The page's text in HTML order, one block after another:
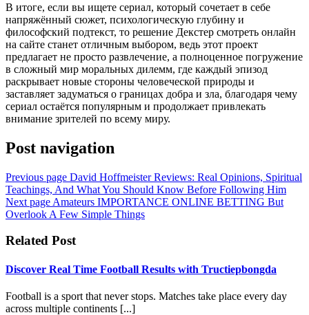
В итоге, если вы ищете сериал, который сочетает в себе
напряжённый сюжет, психологическую глубину и
философский подтекст, то решение Декстер смотреть онлайн
на сайте станет отличным выбором, ведь этот проект
предлагает не просто развлечение, а полноценное погружение
в сложный мир моральных дилемм, где каждый эпизод
раскрывает новые стороны человеческой природы и
заставляет задуматься о границах добра и зла, благодаря чему
сериал остаётся популярным и продолжает привлекать
внимание зрителей по всему миру.
Post navigation
Previous page David Hoffmeister Reviews: Real Opinions, Spiritual
Teachings, And What You Should Know Before Following Him
Next page Amateurs IMPORTANCE ONLINE BETTING But
Overlook A Few Simple Things
Related Post
Discover Real Time Football Results with Tructiepbongda
Football is a sport that never stops. Matches take place every day
across multiple continents [...]